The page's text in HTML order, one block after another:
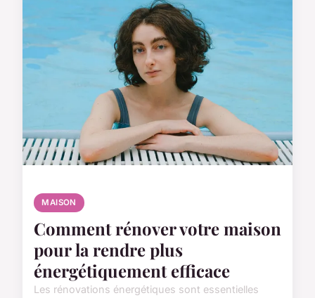
MAISON
Comment rénover votre maison
pour la rendre plus
énergétiquement efficace
Les rénovations énergétiques sont essentielles